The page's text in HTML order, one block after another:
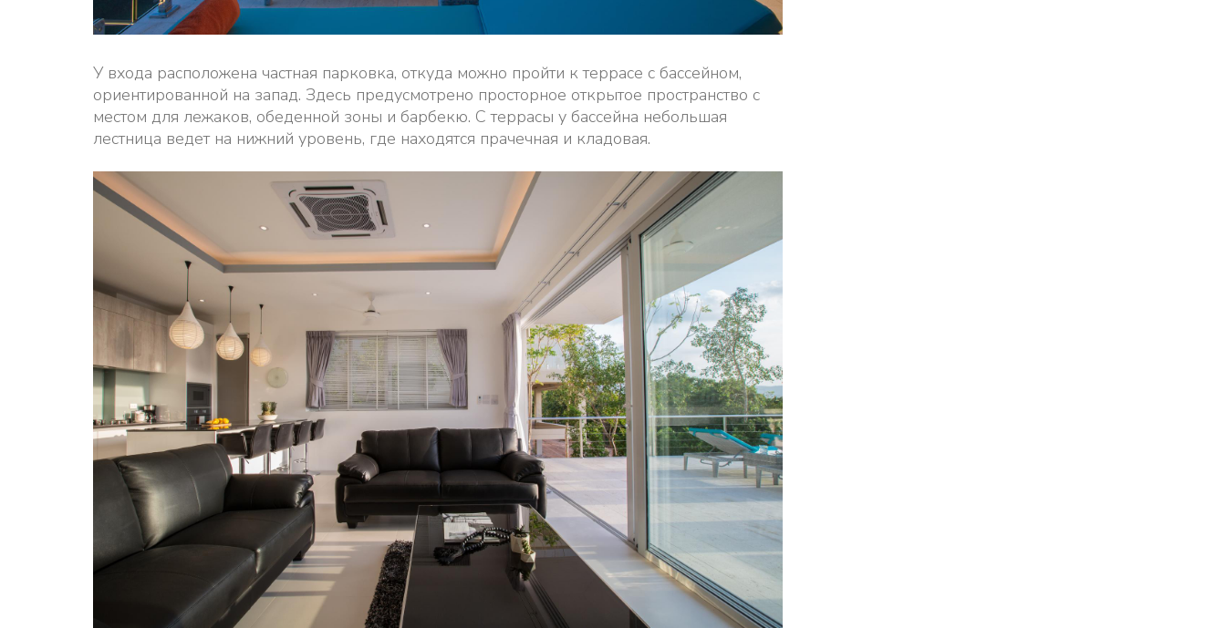
У входа расположена частная парковка, откуда можно пройти к террасе с бассейном,
ориентированной на запад. Здесь предусмотрено просторное открытое пространство с
местом для лежаков, обеденной зоны и барбекю. С террасы у бассейна небольшая
лестница ведет на нижний уровень, где находятся прачечная и кладовая.